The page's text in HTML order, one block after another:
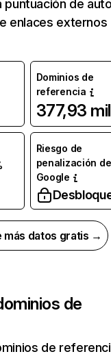
puntuación de
enlaces externos
Dominios de
referencia
377,93 mil
Riesgo de
penalización de
Google
más datos gratis →
de
de